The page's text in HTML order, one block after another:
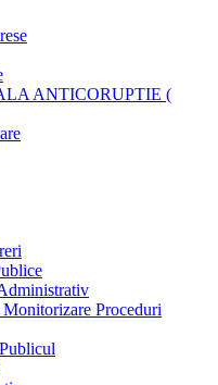
ANTICORUPTIE (
Proceduri